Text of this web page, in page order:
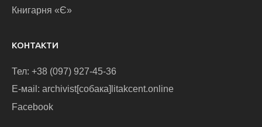
Книгарня «Є»
КОНТАКТИ
Тел: +38 (097) 927-45-36
E-маіl: archivist[собака]litakcent.online
Facebook